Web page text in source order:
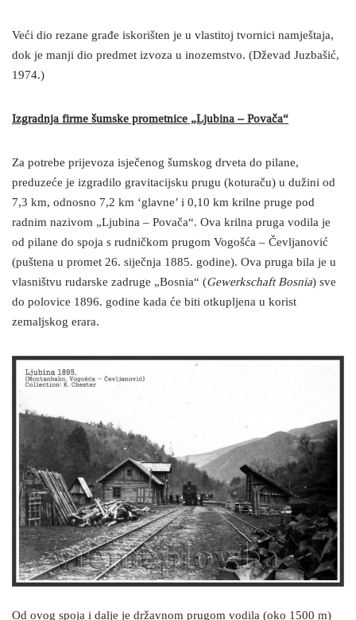
Veći dio rezane građe iskorišten je u vlastitoj tvornici namještaja,
dok je manji dio predmet izvoza u inozemstvo. (Dževad Juzbašić,
1974.)
Izgradnja firme šumske prometnice „Ljubina – Povača“
Za potrebe prijevoza isječenog šumskog drveta do pilane,
preduzeće je izgradilo gravitacijsku prugu (koturaču) u dužini od
7,3 km, odnosno 7,2 km ‘glavne’ i 0,10 km krilne pruge pod
radnim nazivom „Ljubina – Povača“. Ova krilna pruga vodila je
od pilane do spoja s rudničkom prugom Vogošća – Čevljanović
(puštena u promet 26. siječnja 1885. godine). Ova pruga bila je u
vlasništvu rudarske zadruge „Bosnia“ (Gewerkschaft Bosnia) sve
do polovice 1896. godine kada će biti otkupljena u korist
zemaljskog erara.
Od ovog spoja i dalje je državnom prugom vodila (oko 1500 m)